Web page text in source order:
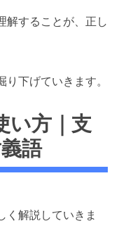
解することが、正し
下げていきます。
い方｜支
語
く解説していきま